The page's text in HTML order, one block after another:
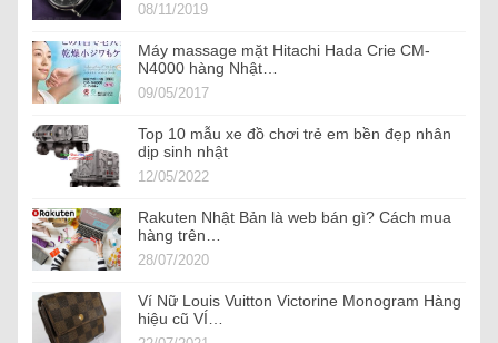
08/11/2019
Máy massage mặt Hitachi Hada Crie CM-
N4000 hàng Nhật…
09/05/2017
Top 10 mẫu xe đồ chơi trẻ em bền đẹp nhân
dịp sinh nhật
12/05/2022
Rakuten Nhật Bản là web bán gì? Cách mua
hàng trên…
28/07/2020
Ví Nữ Louis Vuitton Victorine Monogram Hàng
hiệu cũ VÍ…